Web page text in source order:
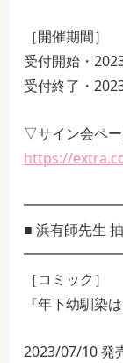
［開催期間］
受付開始・
受付終了・
▽サイン会ペー
https://
■ 浜有師先生
［コミック］
『年下幼馴染
2023/07/10 発